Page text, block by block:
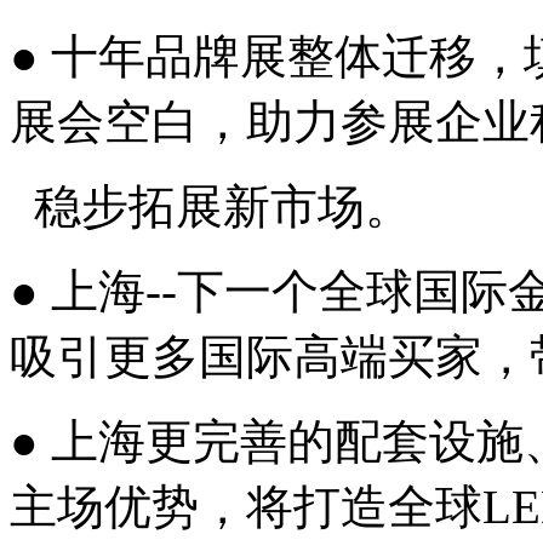
● 十年品牌展整体迁移
展会空白，助力参展企
稳步拓展新市场。
● 上海--下一个全球国际
吸引更多国际高端买家
● 上海更完善的配套设
主场优势，将打造全球